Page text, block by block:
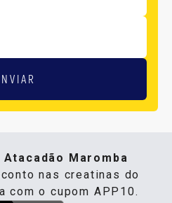
Maromba
nas creatinas do
com o cupom APP10.